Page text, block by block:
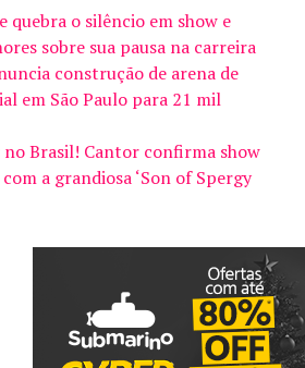
quebra o silêncio em show e
sobre sua pausa na carreira
construção de arena de
em São Paulo para 21 mil
no Brasil! Cantor confirma show
a grandiosa ‘Son of Spergy